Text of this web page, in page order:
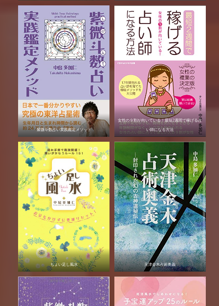
紫微斗数占い実践鑑定メソッド
女性の９割が向いている！最短2週間で稼げる占
い師になる方法
ちょい足し風水 天津金木占術奥義